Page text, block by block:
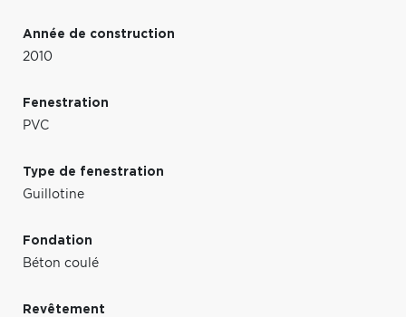
Année de construction
2010
Fenestration
PVC
Type de fenestration
Guillotine
Fondation
Béton coulé
Revêtement